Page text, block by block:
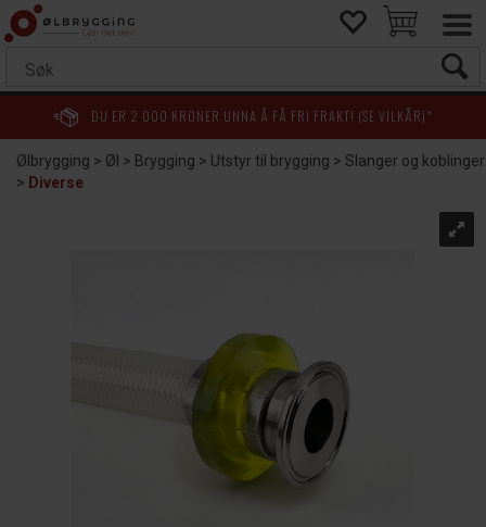
DU ER 2 000 KRONER UNNA Å FÅ FRI FRAKT! (SE VILKÅR)*
Ølbrygging>Øl >Brygging>Utstyr til brygging>Slanger og koblinger
> Diverse